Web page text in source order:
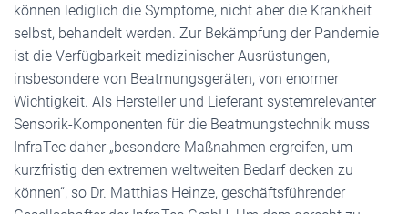
können lediglich die Symptome, nicht aber die Krankheit
selbst, behandelt werden. Zur Bekämpfung der Pandemie
ist die Verfügbarkeit medizinischer Ausrüstungen,
insbesondere von Beatmungsgeräten, von enormer
Wichtigkeit. Als Hersteller und Lieferant systemrelevanter
Sensorik-Komponenten für die Beatmungstechnik muss
InfraTec daher „besondere Maßnahmen ergreifen, um
kurzfristig den extremen weltweiten Bedarf decken zu
können“, so Dr. Matthias Heinze, geschäftsführender